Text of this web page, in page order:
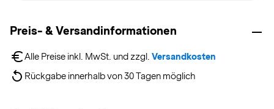
Preis- & Versandinformationen
Alle Preise inkl. MwSt. und zzgl. Versandkosten
Rückgabe innerhalb von 30 Tagen möglich